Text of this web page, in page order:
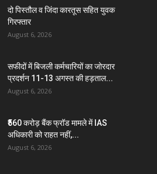
दो पिस्तौल व जिंदा कारतूस सहित युवक
गिरफ्तार
August 6, 2026
सफीदों में बिजली कर्मचारियों का जोरदार
प्रदर्शन 11-13 अगस्त की हड़ताल...
August 6, 2026
₹560 करोड़ बैंक फ्रॉड मामले में IAS
अधिकारी को राहत नहीं,...
August 6, 2026